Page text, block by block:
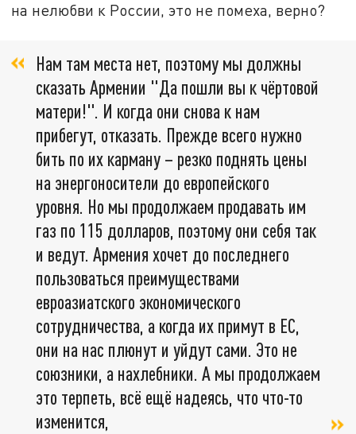
на нелюбви к России, это не помеха, верно?
Нам там места нет, поэтому мы должны
сказать Армении "Да пошли вы к чёртовой
матери!". И когда они снова к нам
прибегут, отказать. Прежде всего нужно
бить по их карману – резко поднять цены
на энергоносители до европейского
уровня. Но мы продолжаем продавать им
газ по 115 долларов, поэтому они себя так
и ведут. Армения хочет до последнего
пользоваться преимуществами
евроазиатского экономического
сотрудничества, а когда их примут в ЕС,
они на нас плюнут и уйдут сами. Это не
союзники, а нахлебники. А мы продолжаем
это терпеть, всё ещё надеясь, что что-то
изменится,